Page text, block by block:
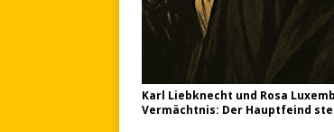
Karl Liebknecht und Rosa
Vermächtnis: Der Hauptfeind